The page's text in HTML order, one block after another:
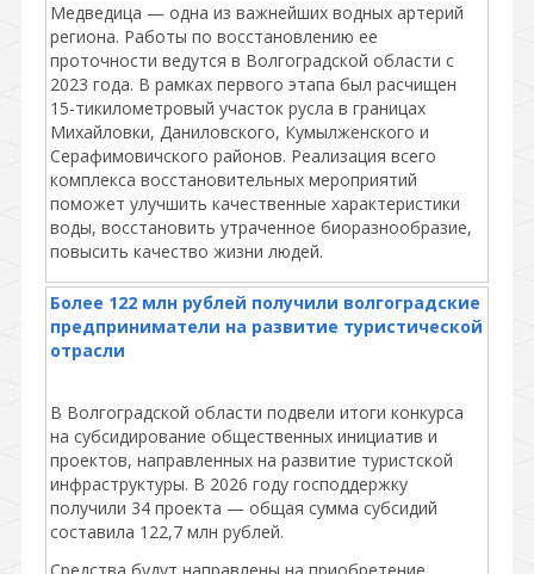
Медведица — одна из важнейших водных артерий
региона. Работы по восстановлению ее
проточности ведутся в Волгоградской области с
2023 года. В рамках первого этапа был расчищен
15-тикилометровый участок русла в границах
Михайловки, Даниловского, Кумылженского и
Серафимовичского районов. Реализация всего
комплекса восстановительных мероприятий
поможет улучшить качественные характеристики
воды, восстановить утраченное биоразнообразие,
повысить качество жизни людей.
Более 122 млн рублей получили волгоградские
предприниматели на развитие туристической
отрасли
В Волгоградской области подвели итоги конкурса
на субсидирование общественных инициатив и
проектов, направленных на развитие туристской
инфраструктуры. В 2026 году господдержку
получили 34 проекта — общая сумма субсидий
составила 122,7 млн рублей.